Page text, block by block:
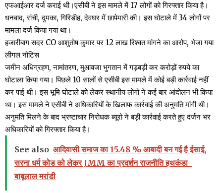
एफआईआर दर्ज कराई थी।एसीबी ने इस मामले में 17 लोगों को गिरफ्तार किया है।
धनबाद, रांची, दुमका, गिरिडीह, देवघर में छापेमारी की। इस घोटाले में 34 लोगों पर
मामला दर्ज किया गया था।
हजारीबाग सदर CO आशुतोष कुमार पर 12 लाख रिश्वत मांगने का आरोप, भेजा गया
लीगल नोटिस
जमीन अधिग्रहण, नामांतरण, मुआवजा भुगतान में गड़बड़ी कर करोड़ों रुपये का
घोटाला किया गया। पिछले 10 सालों से एसीबी इस मामले में कोई बड़ी कार्रवाई नहीं
कर पाई थी। इस भूमि घोटाले को लेकर स्थानीय लोगों ने कई बार आंदोलन भी किया
था। इस मामले ने एसीबी ने अधिकारियों के खिलाफ कार्रवाई की अनुमति मांगी थी।
अनुमति मिलने के बाद भ्रष्टाचार निरोधक ब्यूरो ने बड़ी कार्रवाई करते हुए दर्जन भर
अधिकारियों को गिरफ्तार किया है।
See also आदिवासी समाज का 15.48 % आबादी बन गई है ईसाई,
सरना धर्म कोड को लेकर JMM का प्रदर्शन राजनीति हथकंडा-
बाबूलाल मरांडी